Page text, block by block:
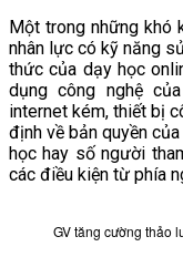
Một trong những khó
nhân lực có kỹ năng
thức của dạy học
dụng công nghệ
internet kém, thiết bị
định về bản quyền
học hay số người
các điều kiện từ phía
GV tăng cường thảo